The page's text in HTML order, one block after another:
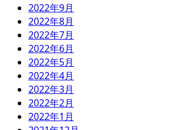
2022年9月
2022年8月
2022年7月
2022年6月
2022年5月
2022年4月
2022年3月
2022年2月
2022年1月